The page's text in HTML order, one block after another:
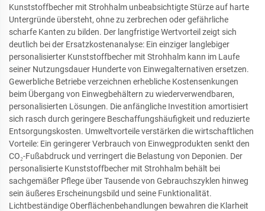
Kunststoffbecher mit Strohhalm unbeabsichtigte Stürze auf harte
Untergründe übersteht, ohne zu zerbrechen oder gefährliche
scharfe Kanten zu bilden. Der langfristige Wertvorteil zeigt sich
deutlich bei der Ersatzkostenanalyse: Ein einziger langlebiger
personalisierter Kunststoffbecher mit Strohhalm kann im Laufe
seiner Nutzungsdauer Hunderte von Einwegalternativen ersetzen.
Gewerbliche Betriebe verzeichnen erhebliche Kostensenkungen
beim Übergang von Einwegbehältern zu wiederverwendbaren,
personalisierten Lösungen. Die anfängliche Investition amortisiert
sich rasch durch geringere Beschaffungshäufigkeit und reduzierte
Entsorgungskosten. Umweltvorteile verstärken die wirtschaftlichen
Vorteile: Ein geringerer Verbrauch von Einwegprodukten senkt den
CO₂-Fußabdruck und verringert die Belastung von Deponien. Der
personalisierte Kunststoffbecher mit Strohhalm behält bei
sachgemäßer Pflege über Tausende von Gebrauchszyklen hinweg
sein äußeres Erscheinungsbild und seine Funktionalität.
Lichtbeständige Oberflächenbehandlungen bewahren die Klarheit